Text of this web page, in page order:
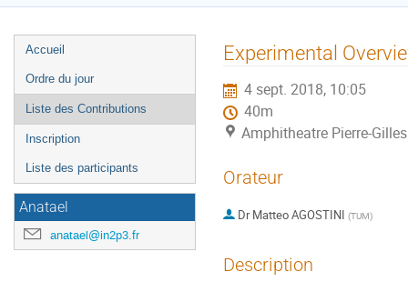
Menu
de
l'événement
Accueil
Ordre du jour
Liste des Contributions
Inscription
Liste des participants
Anatael
anatael@in2p3.fr
Experimental
4 sept. 2018, 10:05
40m
Amphitheatre Pierre-
Orateur
Dr Matteo AGOSTINI (TUM)
Description